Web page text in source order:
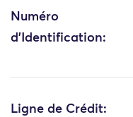
Numéro
d'Identification:
Ligne de Crédit: